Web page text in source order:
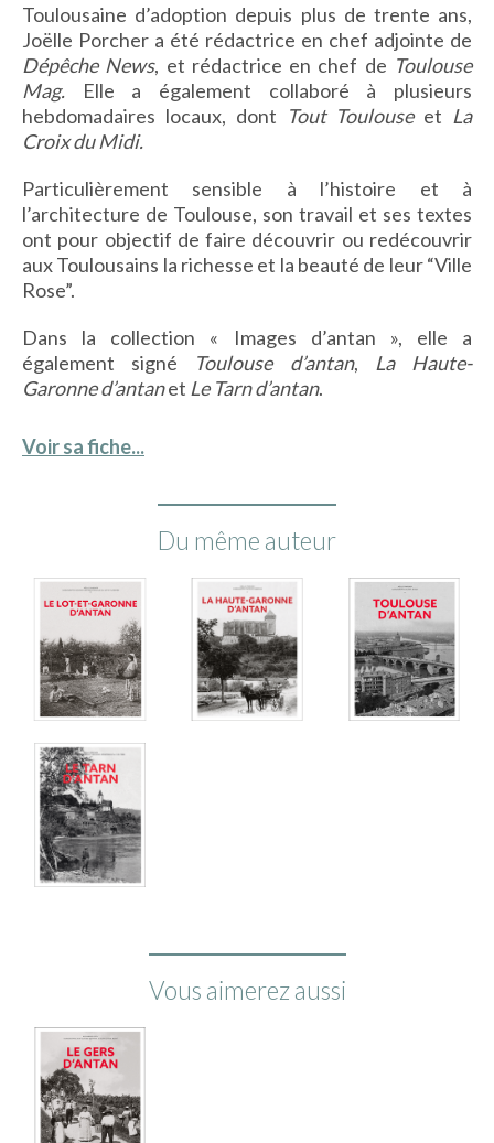
Toulousaine d’adoption depuis plus de trente ans,
Joëlle Porcher a été rédactrice en chef adjointe de
Dépêche News, et rédactrice en chef de Toulouse
Mag. Elle a également collaboré à plusieurs
hebdomadaires locaux, dont Tout Toulouseet La
Croix du Midi.
Particulièrement sensible à l’histoire et à
l’architecture de Toulouse, son travail et ses textes
ont pour objectif de faire découvrir ou redécouvrir
aux Toulousains la richesse et la beauté de leur “Ville
Rose”.
Dans la collection « Images d’antan », elle a
également signé
Toulouse d’antan, La Haute-
Garonne d’antanet Le Tarn d’antan.
Voir sa fiche...
Du même auteur
Vous aimerez aussi